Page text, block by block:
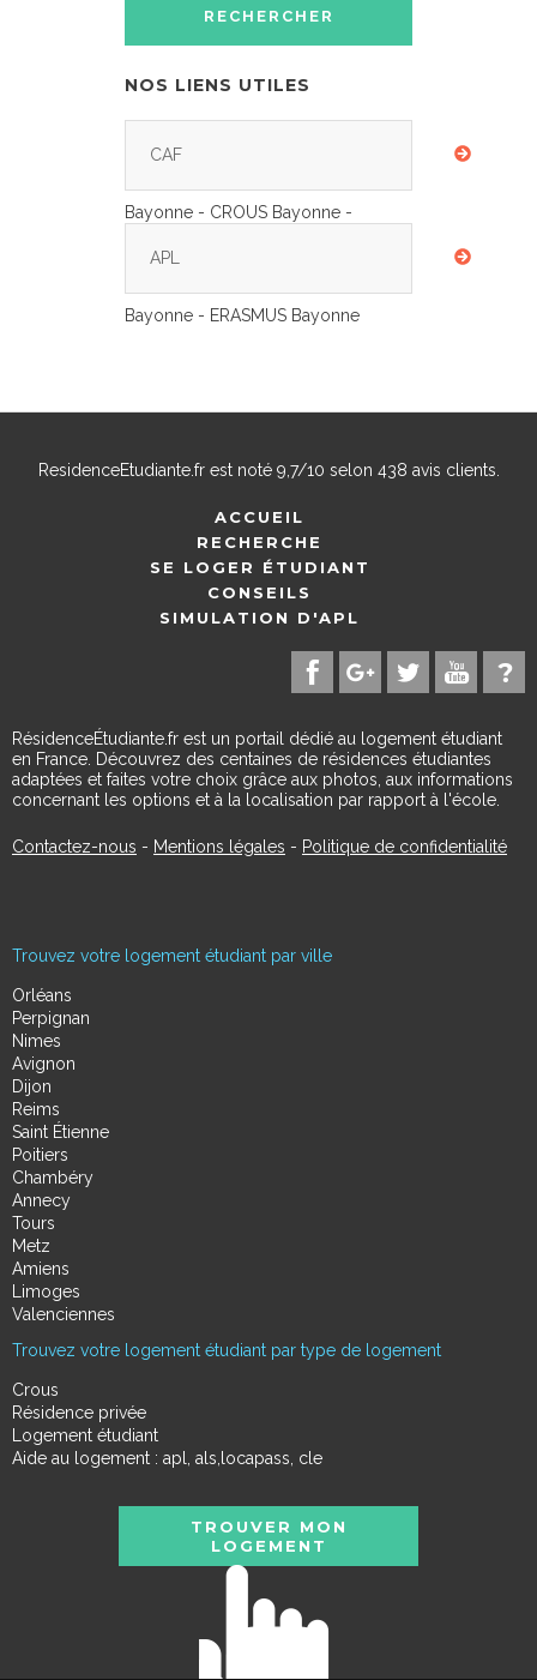
NOS LIENS UTILES
CAF
Bayonne - CROUS Bayonne -
APL
Bayonne - ERASMUS Bayonne
ResidenceEtudiante.frest noté 9,7/10 selon 438 avis clients.
ACCUEIL
RECHERCHE
SE LOGER ÉTUDIANT
CONSEILS
SIMULATION D'APL
RésidenceÉtudiante.fr est un portail dédié au logement étudiant
en France. Découvrez des centaines de résidences étudiantes
adaptées et faites votre choix grâce aux photos, aux informations
concernant les options et à la localisation par rapport à l'école.
Contactez-nous - Mentions légales - Politique de confidentialité
Trouvez votre logement étudiant par ville
Orléans
Perpignan
Nimes
Avignon
Dijon
Reims
Saint Étienne
Poitiers
Chambéry
Annecy
Tours
Metz
Amiens
Limoges
Valenciennes
Trouvez votre logement étudiant par type de logement
Crous
Résidence privée
Logement étudiant
Aide au logement : apl, als,locapass, cle
TROUVER MON
LOGEMENT